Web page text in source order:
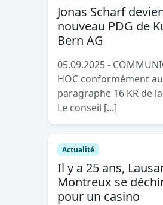
Jonas Scharf
nouveau PDG de
Bern AG
05.09.2025 -
HOC conformément au
paragraphe 16 KR de la
Le conseil [...]
Actualité
Il y a 25 ans,
Montreux se
pour un casino